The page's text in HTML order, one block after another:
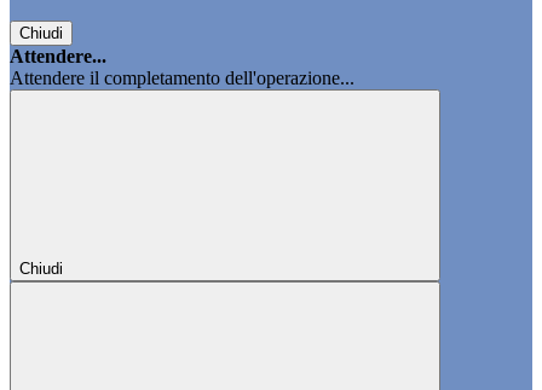
Chiudi
Attendere...
Attendere il completamento dell'operazione...
Chiudi